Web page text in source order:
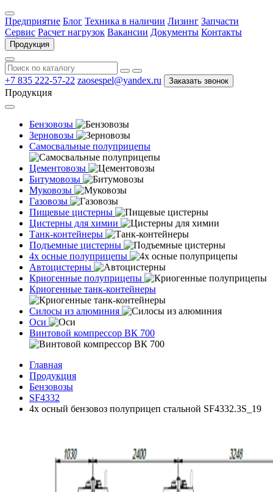
Предприятие Блог Техника в наличии Лизинг Запчасти
Сервис Расчет нагрузок Вакансии Документы Контакты
Продукция
+7 835 222-57-22 zaosespel@yandex.ru Заказать звонок
Продукция
Бензовозы
Зерновозы
Самосвальные полуприцепы
Цементовозы
Битумовозы
Муковозы
Газовозы
Пищевые цистерны
Цистерны для химии
Танк-контейнеры
Подъемные цистерны
4х осные полуприцепы
Автоцистерны
Криогенные полуприцепы
Криогенные танк-контейнеры
Силосы из алюминия
Оси
Винтовой компрессор ВК 700
Главная
Продукция
Бензовозы
SF4332
4х осный бензовоз полуприцеп стальной SF4332.3S_19